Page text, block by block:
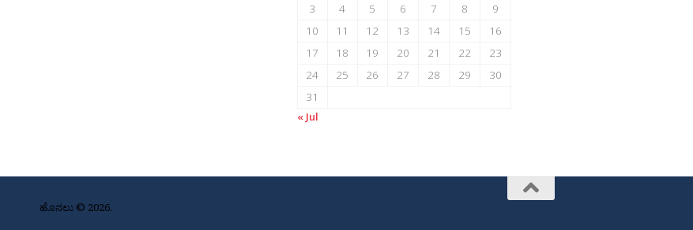
3
4 5 6 7 8
9
10
11 12 13 14 15
16
17
18 19 20 21 22
23
24
25 26 27 28 29
30
31
« Jul
ಹೊನಲು © 2026.